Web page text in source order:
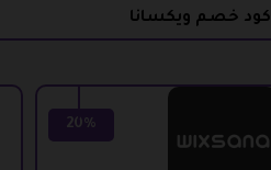
كود خصم ويكسانا
20%